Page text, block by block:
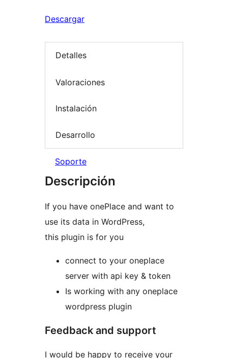
Descargar
Detalles
Valoraciones
Instalación
Desarrollo
Soporte
Descripción
If you have onePlace and want to
use its data in WordPress,
this plugin is for you
connect to your oneplace
server with api key & token
Is working with any oneplace
wordpress plugin
Feedback and support
I would be happy to receive your